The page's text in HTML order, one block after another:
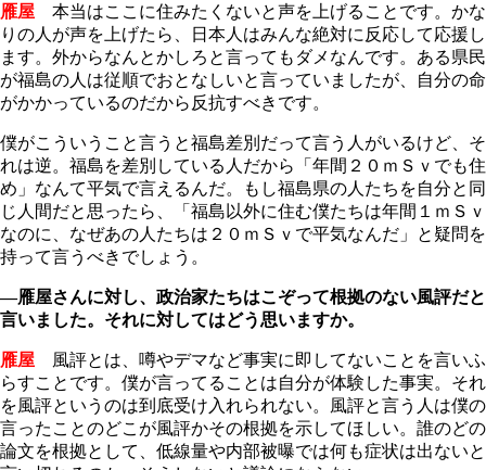
雁屋 本当はここに住みたくないと声を上げることです。かな
りの人が声を上げたら、日本人はみんな絶対に反応して応援し
ます。外からなんとかしろと言ってもダメなんです。ある県民
が福島の人は従順でおとなしいと言っていましたが、自分の命
がかかっているのだから反抗すべきです。
僕がこういうこと言うと福島差別だって言う人がいるけど、そ
れは逆。福島を差別している人だから「年間２０ｍＳｖでも住
め」なんて平気で言えるんだ。もし福島県の人たちを自分と同
じ人間だと思ったら、「福島以外に住む僕たちは年間１ｍＳｖ
なのに、なぜあの人たちは２０ｍＳｖで平気なんだ」と疑問を
持って言うべきでしょう。
―雁屋さんに対し、政治家たちはこぞって根拠のない風評だと
言いました。それに対してはどう思いますか。
雁屋 風評とは、噂やデマなど事実に即してないことを言いふ
らすことです。僕が言ってることは自分が体験した事実。それ
を風評というのは到底受け入れられない。風評と言う人は僕の
言ったことのどこが風評かその根拠を示してほしい。誰のどの
論文を根拠として、低線量や内部被曝では何も症状は出ないと